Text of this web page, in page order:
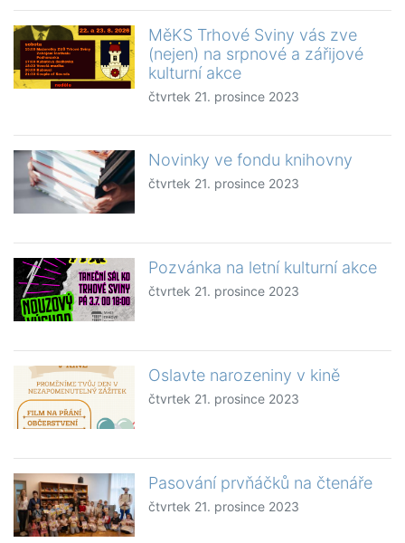
MěKS Trhové Sviny vás zve
(nejen) na srpnové a zářijové
kulturní akce
čtvrtek 21. prosince 2023
Novinky ve fondu knihovny
čtvrtek 21. prosince 2023
Pozvánka na letní kulturní akce
čtvrtek 21. prosince 2023
Oslavte narozeniny v kině
čtvrtek 21. prosince 2023
Pasování prvňáčků na čtenáře
čtvrtek 21. prosince 2023